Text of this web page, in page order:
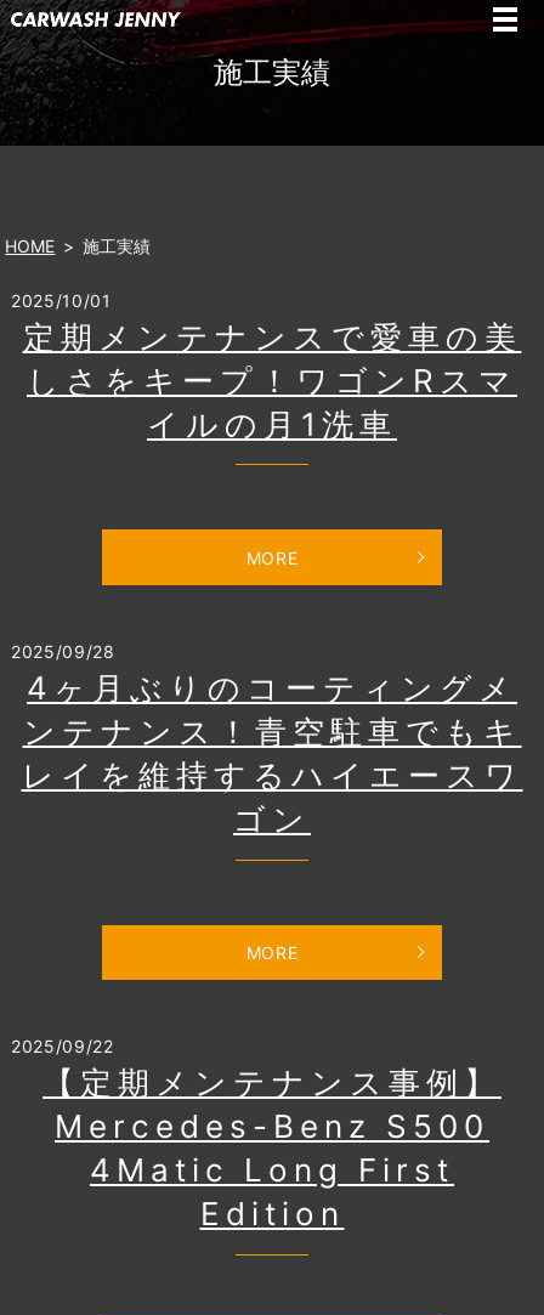
施工実績
HOME 施工実績
2025/10/01
定期メンテナンスで愛車の美
しさをキープ！ワゴンRスマ
イルの月1洗車
MORE
2025/09/28
4ヶ月ぶりのコーティングメ
ンテナンス！青空駐車でもキ
レイを維持するハイエースワ
ゴン
MORE
2025/09/22
【定期メンテナンス事例】
Mercedes-Benz S500
4Matic Long First
Edition